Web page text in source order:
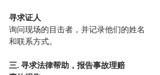
寻求证人
询问现场的目击者，并记录他们的姓名
和联系方式。
三. 寻求法律帮助，报告事故理赔